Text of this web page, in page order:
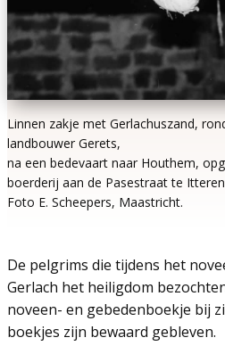
Linnen zakje met Gerlachuszand,
landbouwer Gerets,
na een bedevaart naar Houthem,
boerderij aan de Pasestraat te
Foto E. Scheepers, Maastricht.
De pelgrims die tijdens het
Gerlach het heiligdom
noveen- en gebedenboekje bij
boekjes zijn bewaard gebleven.